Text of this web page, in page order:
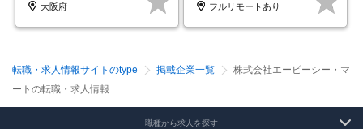
大阪府
フルリモートあり
転職・求人情報サイトのtype 掲載企業一覧
株式会社エービーシー・マ
ートの転職・求人情報
職種から求人を探す